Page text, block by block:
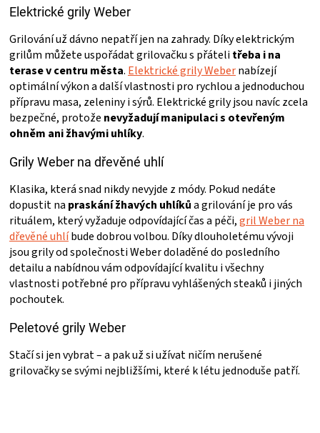
Elektrické grily Weber
Grilování už dávno nepatří jen na zahrady. Díky elektrickým
grilům můžete uspořádat grilovačku s přátelitřeba i na
terase v centru města. Elektrické grily Webernabízejí
optimální výkon a další vlastnosti pro rychlou a jednoduchou
přípravu masa, zeleniny i sýrů. Elektrické grily jsou navíc zcela
bezpečné, protože nevyžadují manipulaci s otevřeným
ohněm ani žhavými uhlíky.
Grily Weber na dřevěné uhlí
Klasika, která snad nikdy nevyjde z módy. Pokud nedáte
dopustit na praskání žhavých uhlíkůa grilování je pro vás
rituálem, který vyžaduje odpovídající čas a péči,gril Weber na
dřevěné uhlíbude dobrou volbou. Díky dlouholetému vývoji
jsou grily od společnosti Weber doladěné do posledního
detailu a nabídnou vám odpovídající kvalitu i všechny
vlastnosti potřebné pro přípravu vyhlášených steaků i jiných
pochoutek.
Peletové grily Weber
Stačí si jen vybrat – a pak už si užívat ničím nerušené
grilovačky se svými nejbližšími, které k létu jednoduše patří.